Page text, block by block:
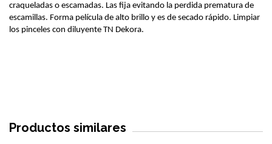
craqueladas o escamadas. Las fija evitando la perdida prematura de
escamillas. Forma película de alto brillo y es de secado rápido. Limpiar
los pinceles con diluyente TN Dekora.
Productos similares